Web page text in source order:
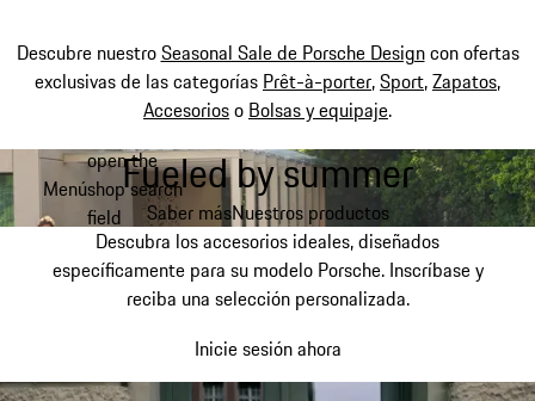
Descubre nuestroSeasonal Sale de Porsche Designcon ofertas
exclusivas de las categorías Prêt-à-porter,Sport,Zapatos,
Accesorioso Bolsas y equipaje.
al
contenido
Menú
open the
shop search
field
My shopping bag, 0
Fueled by summer
Saber másNuestros productos
Descubra los accesorios ideales, diseñados
específicamente para su modelo Porsche. Inscríbase y
reciba una selección personalizada.
Inicie sesión ahora